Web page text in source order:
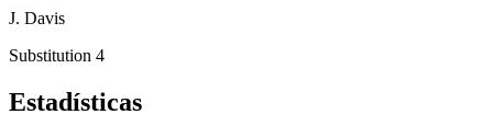
J. Davis
Substitution 4
Estadísticas